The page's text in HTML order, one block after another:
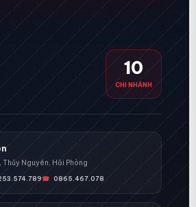
10
CHI NHÁNH
Nguyên, Hải Phòng
0865.467.078